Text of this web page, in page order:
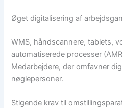
Øget digitalisering af
WMS, håndscannere, tablets,
automatiserede processer
Medarbejdere, der omfavner
nøglepersoner.
Stigende krav til